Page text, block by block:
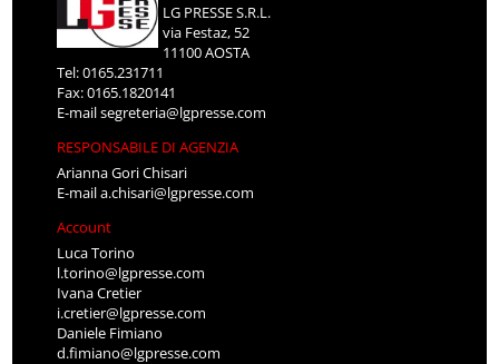
LG PRESSE S.R.L.
via Festaz, 52
11100 AOSTA
Tel: 0165.231711
Fax: 0165.1820141
E-mailsegreteria@lgpresse.com
RESPONSABILE DI AGENZIA
Arianna Gori Chisari
E-maila.chisari@lgpresse.com
Account
Luca Torino
l.torino@lgpresse.com
Ivana Cretier
i.cretier@lgpresse.com
Daniele Fimiano
d.fimiano@lgpresse.com